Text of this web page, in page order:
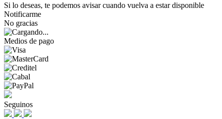
Si lo deseas, te podemos avisar cuando vuelva a estar disponible
Notificarme
No gracias
Medios de pago
Seguinos